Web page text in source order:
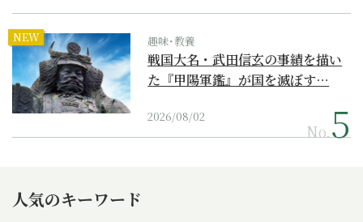
NEW 趣味･教養
戦国大名・武田信玄の事績を描い
た『甲陽軍鑑』が国を滅ぼす…
2026/08/02
No.
人気のキーワード